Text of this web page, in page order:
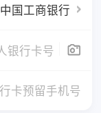
中国工商银行